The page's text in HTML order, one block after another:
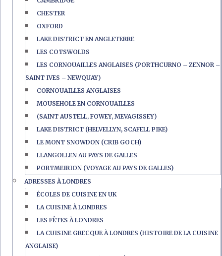
CHESTER
OXFORD
LAKE DISTRICT EN ANGLETERRE
LES COTSWOLDS
LES CORNOUAILLES ANGLAISES (PORTHCURNO – ZENNOR –
SAINT IVES – NEWQUAY)
CORNOUAILLES ANGLAISES
MOUSEHOLE EN CORNOUAILLES
(SAINT AUSTELL, FOWEY, MEVAGISSEY)
LAKE DISTRICT (HELVELLYN, SCAFELL PIKE)
LE MONT SNOWDON (CRIB GOCH)
LLANGOLLEN AU PAYS DE GALLES
PORTMEIRION (VOYAGE AU PAYS DE GALLES)
ADRESSES À LONDRES
ÉCOLES DE CUISINE EN UK
LA CUISINE À LONDRES
LES FÊTES À LONDRES
LA CUISINE GRECQUE À LONDRES (HISTOIRE DE LA CUISINE
ANGLAISE)